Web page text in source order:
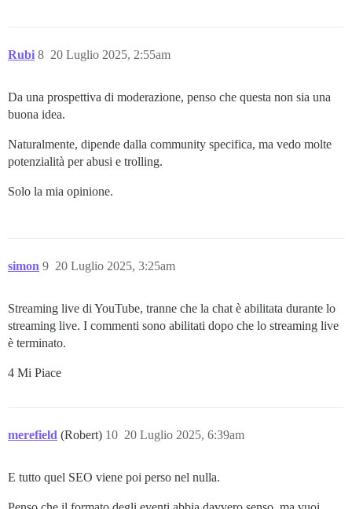
Rubi 20 Luglio 2025, 2:55am
8
Da una prospettiva di moderazione, penso che questa non sia una
buona idea.
Naturalmente, dipende dalla community specifica, ma vedo molte
potenzialità per abusi e trolling.
Solo la mia opinione.
simon 20 Luglio 2025, 3:25am
9
Streaming live di YouTube, tranne che la chat è abilitata durante lo
streaming live. I commenti sono abilitati dopo che lo streaming live
è terminato.
4 Mi Piace
merefield (Robert) 20 Luglio 2025, 6:39am
10
E tutto quel SEO viene poi perso nel nulla.